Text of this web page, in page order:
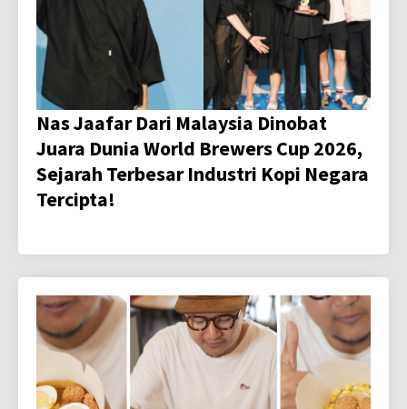
Nas Jaafar Dari Malaysia Dinobat
Juara Dunia World Brewers Cup 2026,
Sejarah Terbesar Industri Kopi Negara
Tercipta!